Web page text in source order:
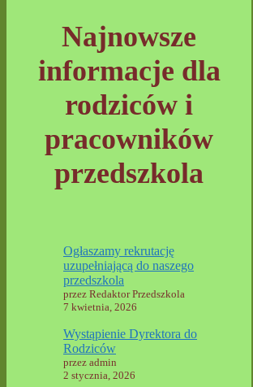
Najnowsze
informacje dla
rodziców i
pracowników
przedszkola
Ogłaszamy rekrutację
uzupełniającą do naszego
przedszkola
przez Redaktor Przedszkola
7 kwietnia, 2026
Wystąpienie Dyrektora do
Rodziców
przez admin
2 stycznia, 2026